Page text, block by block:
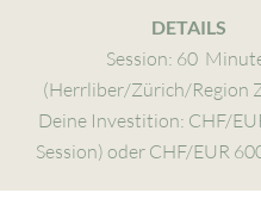
DETAILS
Session: 60
(Herrliber/Zürich/Region
Deine Investition: CHF/
Session) oder CHF/EUR